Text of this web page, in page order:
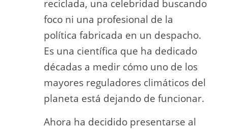
reciclada, una celebridad buscando
foco ni una profesional de la
política fabricada en un despacho.
Es una científica que ha dedicado
décadas a medir cómo uno de los
mayores reguladores climáticos del
planeta está dejando de funcionar.
Ahora ha decidido presentarse al